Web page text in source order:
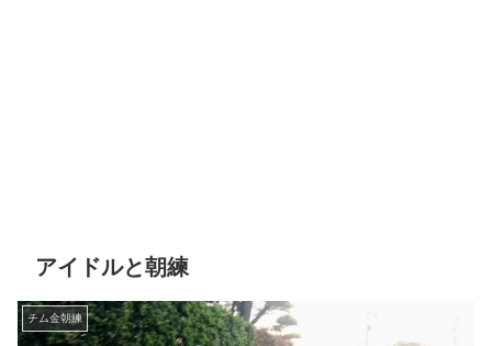
アイドルと朝練
チム金朝練